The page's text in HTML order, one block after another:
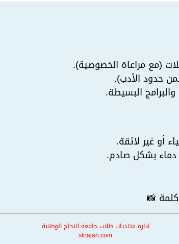
(مع مراعاة الخصوصية).
حدود الأدب).
البسيطة.
أو غير لائقة.
بشكل صادم.
📸
ادارة منتديات طلاب جامعة النجاح الوطنية
stnajah.com